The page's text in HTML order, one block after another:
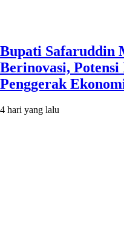
Bupati Safaruddin
Berinovasi,
Penggerak
4 hari yang lalu